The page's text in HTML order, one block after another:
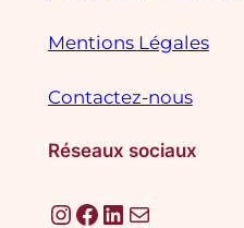
Mentions Légales
Contactez-nous
Réseaux sociaux
InstagramFacebook LinkedIn E-mail